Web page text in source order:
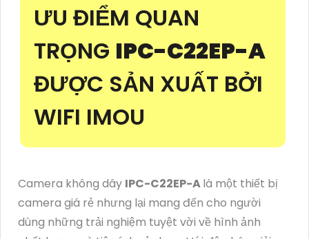
ƯU ĐIỂM QUAN
TRỌNG IPC-C22EP-A
ĐƯỢC SẢN XUẤT BỞI
WIFI IMOU
Camera không dây IPC-C22EP-Alà một thiết bị
camera giá rẻ nhưng lại mang đến cho người
dùng những trải nghiệm tuyệt vời về hình ảnh